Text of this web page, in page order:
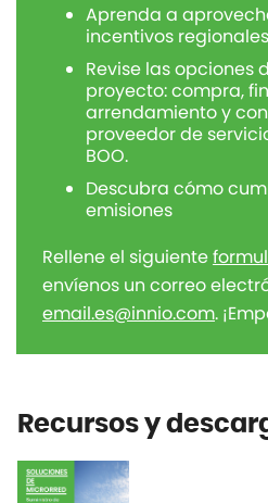
Aprenda a
incentivos regionales
Revise las opciones
proyecto: compra,
arrendamiento y
proveedor de
BOO.
Descubra cómo
emisiones
Rellene el siguiente
envíenos un correo
email.es@innio.com.
Recursos y